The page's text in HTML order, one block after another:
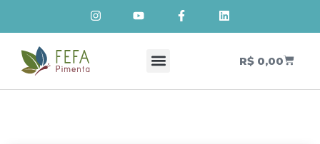
R$0,00